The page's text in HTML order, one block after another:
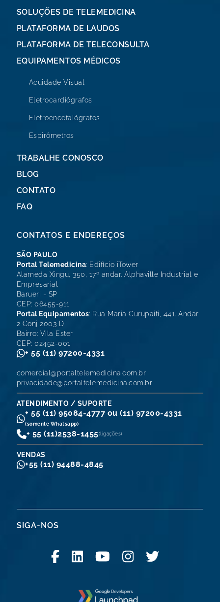
SOLUÇÕES DE TELEMEDICINA
PLATAFORMA DE LAUDOS
PLATAFORMA DE TELECONSULTA
EQUIPAMENTOS MÉDICOS
Acuidade Visual
Eletrocardiógrafos
Eletroencefalógrafos
Espirômetros
TRABALHE CONOSCO
BLOG
CONTATO
FAQ
CONTATOS E ENDEREÇOS
SÃO PAULO
Portal Telemedicina: Edifício iTower
Alameda Xingu, 350, 17º andar. Alphaville Industrial e
Empresarial
Barueri - SP
CEP: 06455-911
Portal Equipamentos: Rua Maria Curupaiti, 441. Andar
2 Conj 2003 D
Bairro: Vila Ester
CEP: 02452-001
+ 55 (11) 97200-4331
comercial@portaltelemedicina.com.br
privacidade@portaltelemedicina.com.br
ATENDIMENTO / SUPORTE
+ 55 (11) 95084-4777 ou (11) 97200-4331
(somente Whatsapp)
+ 55 (11)2538-1455(ligações)
VENDAS
+55 (11) 94488-4845
SIGA-NOS